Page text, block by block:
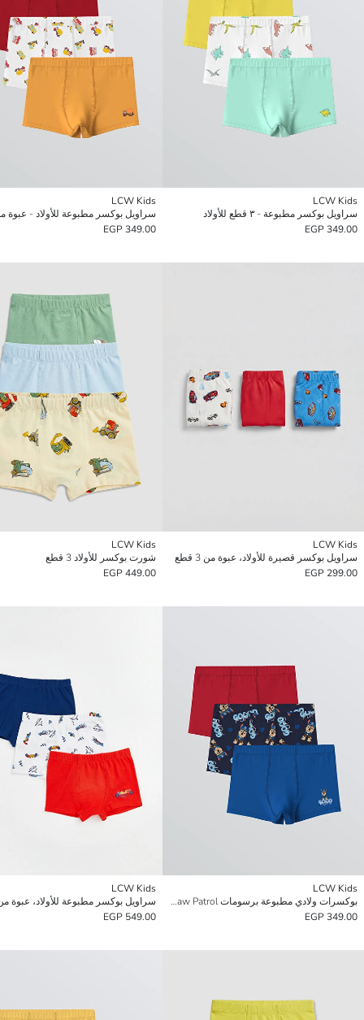
LCW Kids
سراويل بوكسر مطبوعة - ٣ قطع للأولاد
349.00 EGP
LCW Kids
349.00 EGP
LCW Kids
سراويل بوكسر قصيرة للأولاد، عبوة من 3 قطع
299.00 EGP
LCW Kids
شورت بوكسر للأولاد 3 قطع
449.00 EGP
LCW Kids
بوكسرات ولادي مطبوعة برسومات Paw Patrol - طقم من ٣ قطع
349.00 EGP
LCW Kids
سراويل بوكسر مطبوعة للأولاد، عبوة من 3
549.00 EGP